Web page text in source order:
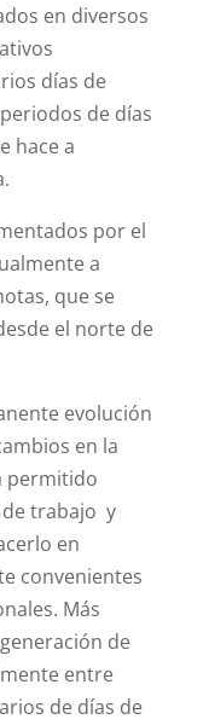
en diversos
días de
de días
hace a
por el
a
que se
el norte de
evolución
en la
permitido
trabajo y
en
convenientes
Más
de
entre
de días de